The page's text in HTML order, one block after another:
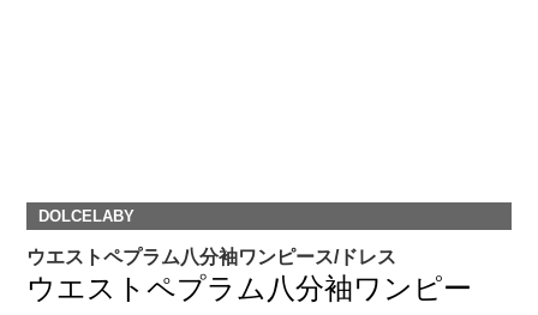
DOLCELABY
ウエストペプラム八分袖ワンピース/ドレス
ウエストペプラム八分袖ワンピー